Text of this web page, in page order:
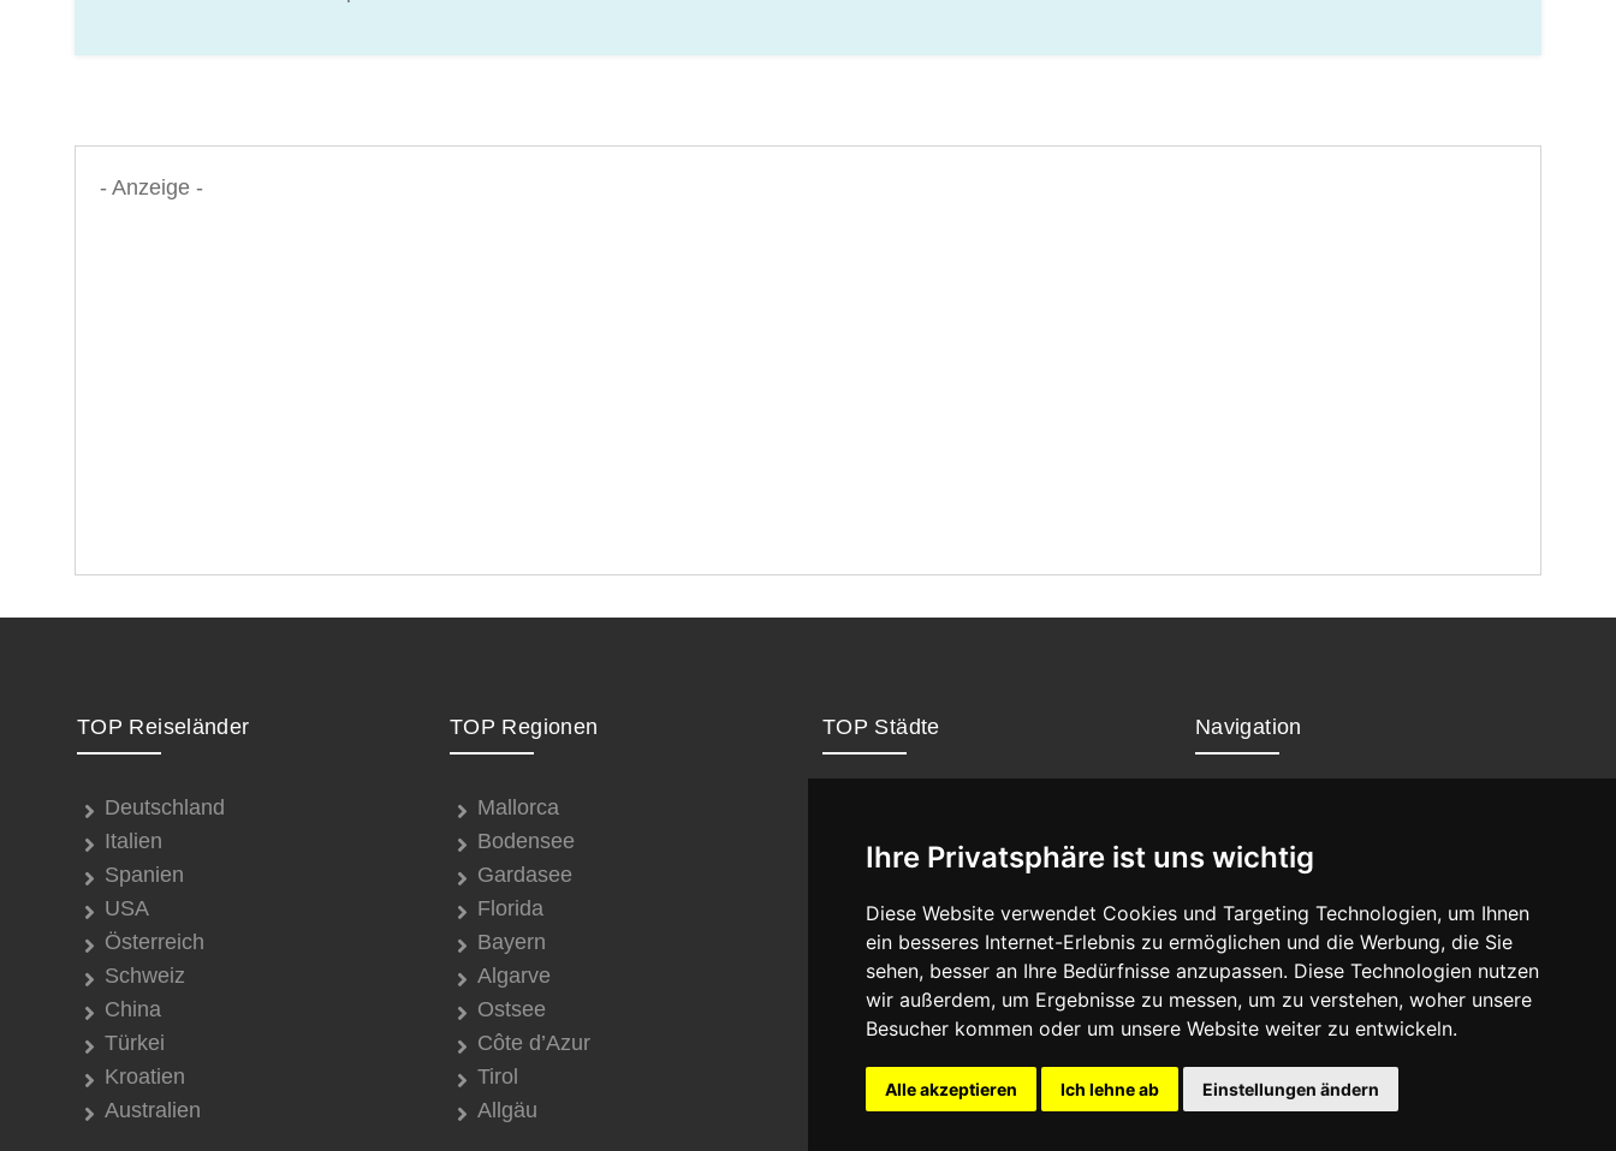
Ihre Privatsphäre ist uns wichtig
Diese Website verwendet Cookies und Targeting Technologien, um Ihnen
ein besseres Internet-Erlebnis zu ermöglichen und die Werbung, die Sie
sehen, besser an Ihre Bedürfnisse anzupassen. Diese Technologien nutzen
wir außerdem, um Ergebnisse zu messen, um zu verstehen, woher unsere
Besucher kommen oder um unsere Website weiter zu entwickeln.
Alle akzeptieren Ich lehne ab Einstellungen ändern
- Anzeige -
TOP Reiseländer
Deutschland
Italien
Spanien
USA
Österreich
Schweiz
China
Türkei
Kroatien
Australien
TOP Regionen
Mallorca
Bodensee
Gardasee
Florida
Bayern
Algarve
Ostsee
Côte d’Azur
Tirol
Allgäu
TOP Städte
Paris
New York
Berlin
Rom
Wien
München
Dubai
Istanbul
Barcelona
Navigation
Datenschutz
Impressum